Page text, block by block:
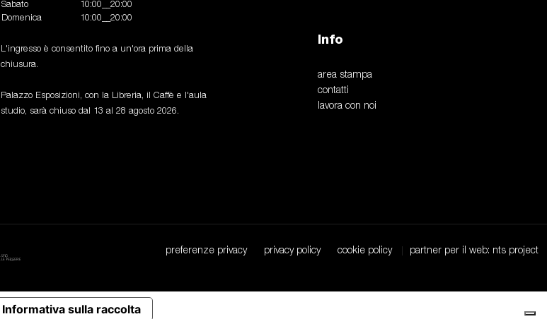
Sabato
10:00__20:00
Domenica
10:00__20:00
L'ingresso è consentito fino a un'ora prima della
chiusura.
Palazzo Esposizioni, con la Libreria, il Caffè e l'aula
studio, sarà chiuso dal 13 al 28 agosto 2026.
Info
area stampa
contatti
lavora con noi
preferenze privacy privacy policy cookie policy partner per il web: nts project
Informativa sulla raccolta